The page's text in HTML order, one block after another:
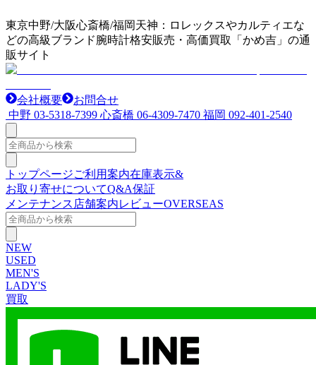
東京中野/大阪心斎橋/福岡天神：ロレックスやカルティエな
どの高級ブランド腕時計格安販売・高価買取「かめ吉」の通
販サイト
会社概要
お問合せ
中野 03-5318-7399 心斎橋 06-4309-7470 福岡 092-401-2540
トップページご利用案内在庫表示&
お取り寄せについてQ&A保証
メンテナンス 店舗案内レビューOVERSEAS
NEW
USED
MEN'S
LADY'S
買取